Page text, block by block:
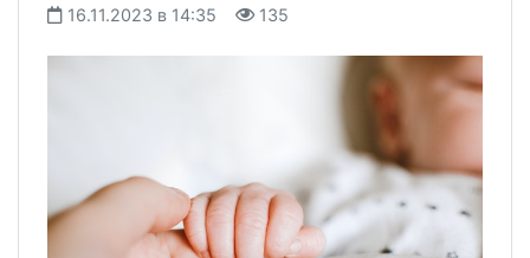
16.11.2023 в 14:35 135